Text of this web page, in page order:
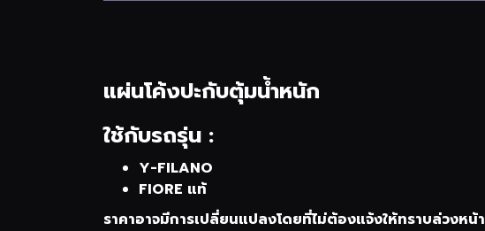
แผ่นโค้งปะกับตุ้มน้ำหนัก
ใช้กับรถรุ่น :
Y-FILANO
FIORE แท้
ราคาอาจมีการเปลี่ยนแปลงโดยที่ไม่ต้องแจ้งให้ทราบล่วงหน้า